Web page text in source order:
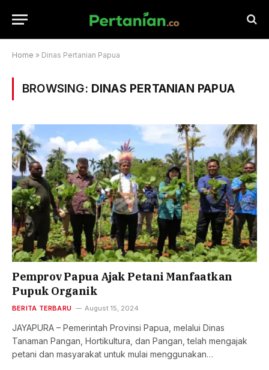
Home » Dinas Pertanian Papua
BROWSING: DINAS PERTANIAN PAPUA
Pemprov Papua Ajak Petani Manfaatkan
Pupuk Organik
BERITA TERBARU August 15, 2024
JAYAPURA – Pemerintah Provinsi Papua, melalui Dinas
Tanaman Pangan, Hortikultura, dan Pangan, telah mengajak
petani dan masyarakat untuk mulai menggunakan…